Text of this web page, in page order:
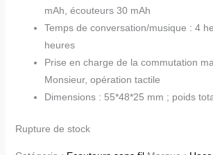
mAh, écouteurs 30 mAh
Temps de conversation/musique : 4
heures
Prise en charge de la commutation
Monsieur, opération tactile
Dimensions : 55*48*25 mm ; poids
Rupture de stock